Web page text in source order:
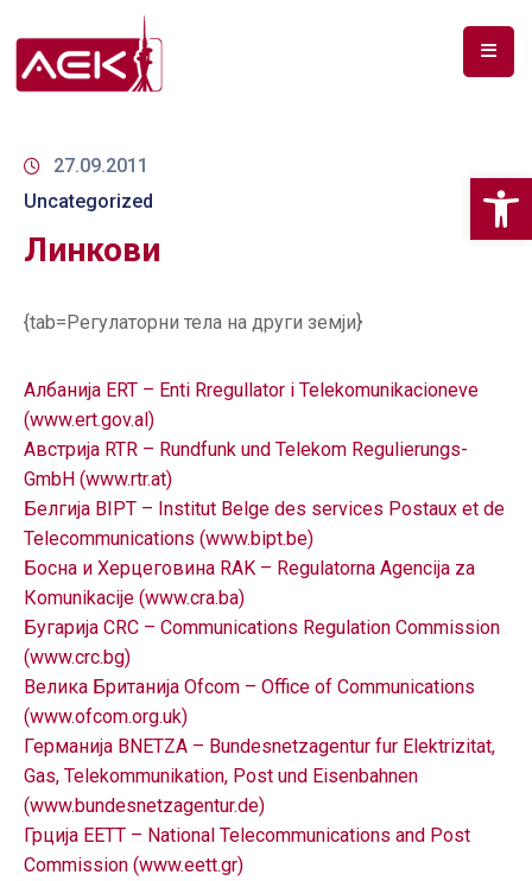
ЗА
ДОКУМЕНТИ
СПЕКТАР
АНАЛИЗА
НА
ПАЗАР
ГРИЖА
ЗА
КОРИСНИЦИ
ЈАВНИ
НАБАВКИ
27.09.2011
Uncategorized
Линкови
{tab=Регулаторни тела на други земји}
Албанија ERT – Enti Rregullator i Telekomunikacioneve
(www.ert.gov.al)
Австрија RTR – Rundfunk und Telekom Regulierungs-
GmbH (www.rtr.at)
Белгија BIPT – Institut Belge des services Postaux et de
Telecommunications (www.bipt.be)
Босна и Херцеговина RAK – Regulatorna Agencija za
Кomunikacije (www.cra.ba)
Бугарија CRC – Communications Regulation Commission
(www.crc.bg)
Велика Британија Ofcom – Office of Communications
(www.ofcom.org.uk)
Германија BNETZA – Bundesnetzagentur fur Elektrizitat,
Gas, Telekommunikation, Post und Eisenbahnen
(www.bundesnetzagentur.de)
Грција EETT – National Telecommunications and Post
Commission (www.eett.gr)